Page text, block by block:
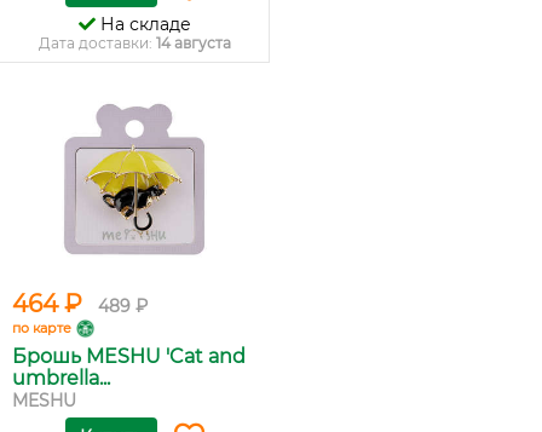
На складе
Дата доставки: 14 августа
464 ₽ 489 ₽
по карте
Брошь MESHU 'Cat and
umbrella...
MESHU